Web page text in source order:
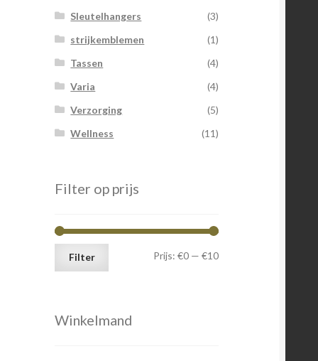
Sleutelhangers
(3)
strijkemblemen
(1)
Tassen
(4)
Varia
(4)
Verzorging
(5)
Wellness
(11)
Filter op prijs
Min.
Max.
Filter Prijs: €0— €10
Winkelmand